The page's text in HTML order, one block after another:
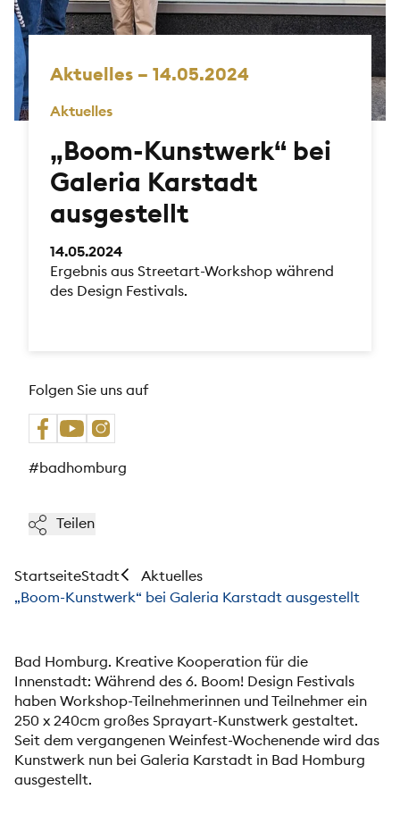
Aktuelles – 14.05.2024
Aktuelles
„Boom-Kunstwerk“ bei
Galeria Karstadt
ausgestellt
14.05.2024
Ergebnis aus Streetart-Workshop während
des Design Festivals.
Folgen Sie uns auf
#badhomburg
Teilen
StartseiteStadt
Aktuelles
„Boom-Kunstwerk“ bei Galeria Karstadt ausgestellt
Bad Homburg. Kreative Kooperation für die
Innenstadt: Während des 6. Boom! Design Festivals
haben Workshop-Teilnehmerinnen und Teilnehmer ein
250 x 240cm großes Sprayart-Kunstwerk gestaltet.
Seit dem vergangenen Weinfest-Wochenende wird das
Kunstwerk nun bei Galeria Karstadt in Bad Homburg
ausgestellt.